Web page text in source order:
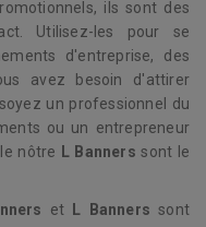
ils sont des
Utilisez-les pour se
d'entreprise, des
avez besoin d'attirer
un professionnel du
ou un entrepreneur
nôtre L Banners sont le
et L Banners sont